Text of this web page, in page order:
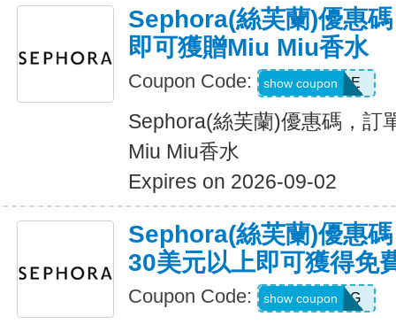
Sephora(絲芙蘭)優惠
即可獲贈Miu Miu香水
Coupon Code: MIUTINE
show coupon
Sephora(絲芙蘭)優惠碼，訂
Miu Miu香水
Expires on 2026-09-02
Sephora(絲芙蘭)優惠
30美元以上即可獲得免
Coupon Code: SMELLDG
show coupon